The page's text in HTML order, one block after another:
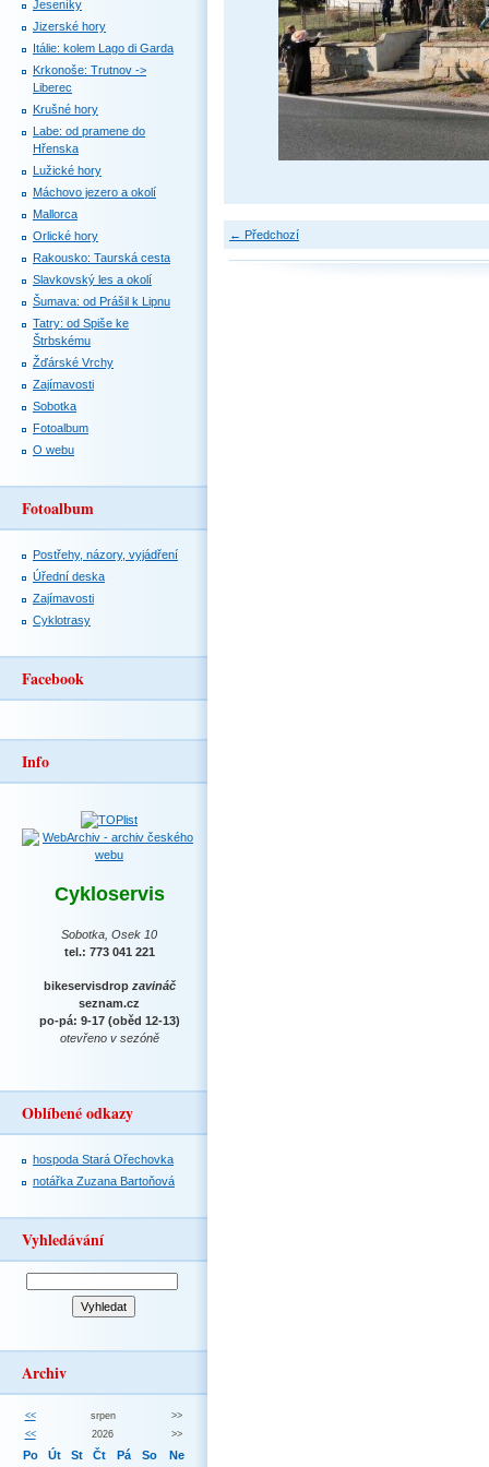
← Předchozí
Jeseníky
Jizerské hory
Itálie: kolem Lago di Garda
Krkonoše: Trutnov ->
Liberec
Krušné hory
Labe: od pramene do
Hřenska
Lužické hory
Máchovo jezero a okolí
Mallorca
Orlické hory
Rakousko: Taurská cesta
Slavkovský les a okolí
Šumava: od Prášil k Lipnu
Tatry: od Spiše ke
Štrbskému
Žďárské Vrchy
Zajímavosti
Sobotka
Fotoalbum
O webu
Fotoalbum
Postřehy, názory, vyjádření
Úřední deska
Zajímavosti
Cyklotrasy
Facebook
Info
Cykloservis
Sobotka, Osek 10
tel.: 773 041 221
bikeservisdrop zavináč
seznam.cz
po-pá: 9-17 (oběd 12-13)
otevřeno v sezóně
Oblíbené odkazy
hospoda Stará Ořechovka
notářka Zuzana Bartoňová
Vyhledávání
Archiv
<< srpen
>>
<<
2026 >>
Po Út St Čt Pá So Ne